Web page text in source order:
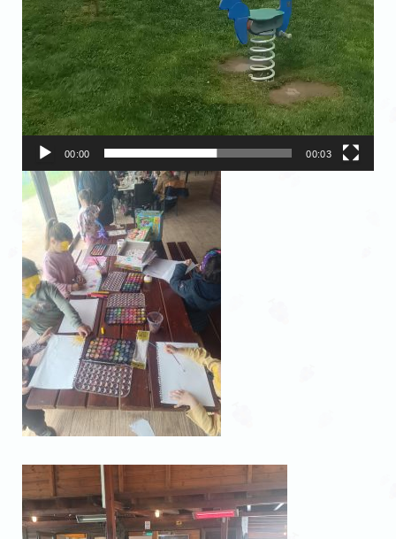
00:00 00:03